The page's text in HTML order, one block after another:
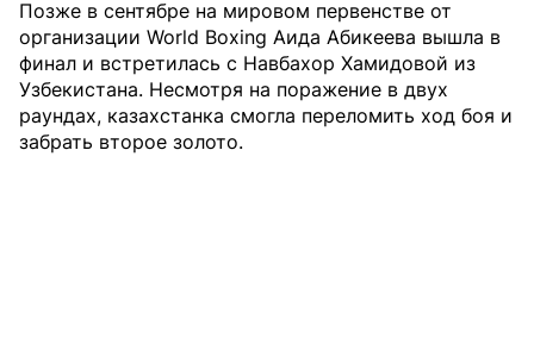
Позже в сентябре на мировом первенстве от
организации World Boxing Аида Абикеева вышла в
финал и встретилась с Навбахор Хамидовой из
Узбекистана. Несмотря на поражение в двух
раундах, казахстанка смогла переломить ход боя и
забрать второе золото.